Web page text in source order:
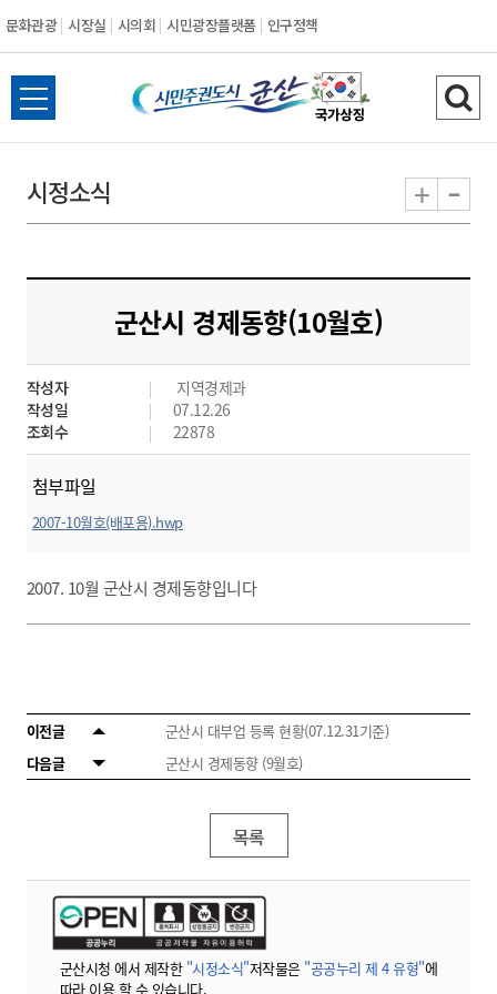
문화관광 시장실 시의회 시민광장플랫폼 인구정책
시
민
도
시
군
산
전
체
뉴
열
검
색
기
시정소식 + -
군산시 경제동향(10월호)
작성자
지역경제과
작성일
07.12.26
조회수
22878
첨부파일
2007-10월호(배포용).hwp
2007. 10월 군산시 경제동향입니다
이전글
군산시 대부업 등록 현황(07.12.31기준)
다음글
군산시 경제동향 (9월호)
목록
군산시청 에서 제작한 "시정소식"저작물은 "공공누리 제 4 유형"에
따라 이용 할 수 있습니다.